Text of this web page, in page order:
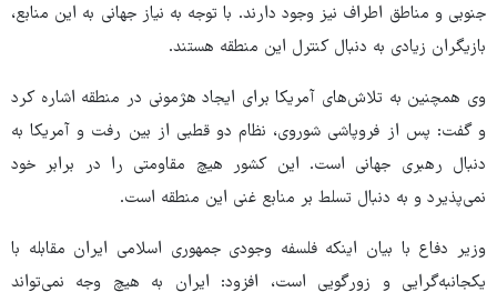
جنوبی و مناطق اطراف نیز وجود دارند. با توجه به نیاز جهانی به این منابع،
بازیگران زیادی به دنبال کنترل این منطقه هستند.
وی همچنین به تلاش‌های آمریکا برای ایجاد هژمونی در منطقه اشاره کرد
و گفت: پس از فروپاشی شوروی، نظام دو قطبی از بین رفت و آمریکا به
دنبال رهبری جهانی است. این کشور هیچ مقاومتی را در برابر خود
نمی‌پذیرد و به دنبال تسلط بر منابع غنی این منطقه است.
وزیر دفاع با بیان اینکه فلسفه وجودی جمهوری اسلامی ایران مقابله با
یکجانبه‌گرایی و زورگویی است، افزود: ایران به هیچ وجه نمی‌تواند